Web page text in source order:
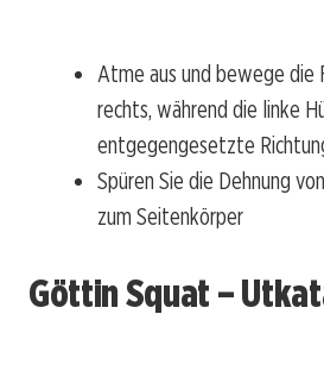
Atme aus und bewege die
rechts, während die linke
entgegengesetzte
Spüren Sie die Dehnung
zum Seitenkörper
Göttin Squat –